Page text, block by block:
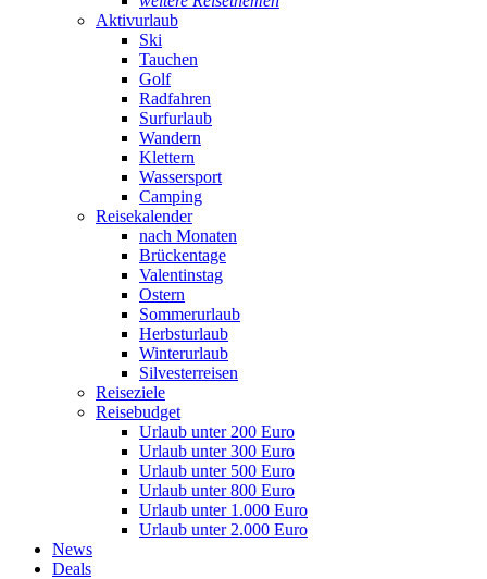
Aktivurlaub
Ski
Tauchen
Golf
Radfahren
Surfurlaub
Wandern
Klettern
Wassersport
Camping
Reisekalender
nach Monaten
Brückentage
Valentinstag
Ostern
Sommerurlaub
Herbsturlaub
Winterurlaub
Silvesterreisen
Reiseziele
Reisebudget
Urlaub unter 200 Euro
Urlaub unter 300 Euro
Urlaub unter 500 Euro
Urlaub unter 800 Euro
Urlaub unter 1.000 Euro
Urlaub unter 2.000 Euro
News
Deals